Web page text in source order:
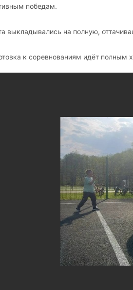
победам.
выкладывались на полную,
к соревнованиям идёт